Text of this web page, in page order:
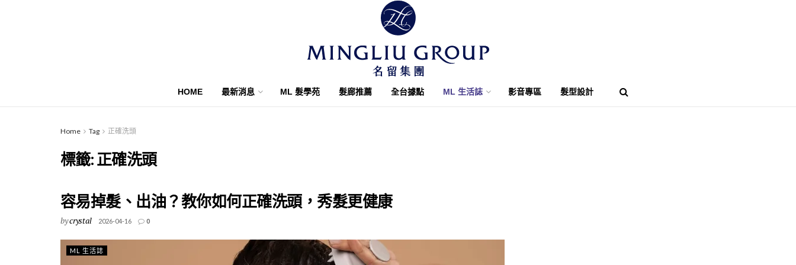
HOME 最新消息 ML 髮學苑 髮廊推薦 全台據點 ML 生活誌 影音專區 髮型設計
Home Tag 正確洗頭
標籤:正確洗頭
容易掉髮、出油？教你如何正確洗頭，秀髮更健康
bycrystal 2026-04-16 0
ML 生活誌